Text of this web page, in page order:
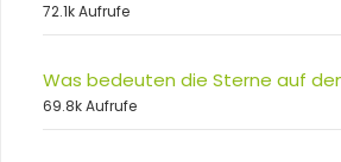
72.1k Aufrufe
Was bedeuten die Sterne auf
69.8k Aufrufe